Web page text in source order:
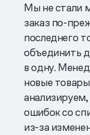
Мы не стали
заказ по-
последнего
объединить
в одну.
новые
анализируем,
ошибок со
из-за